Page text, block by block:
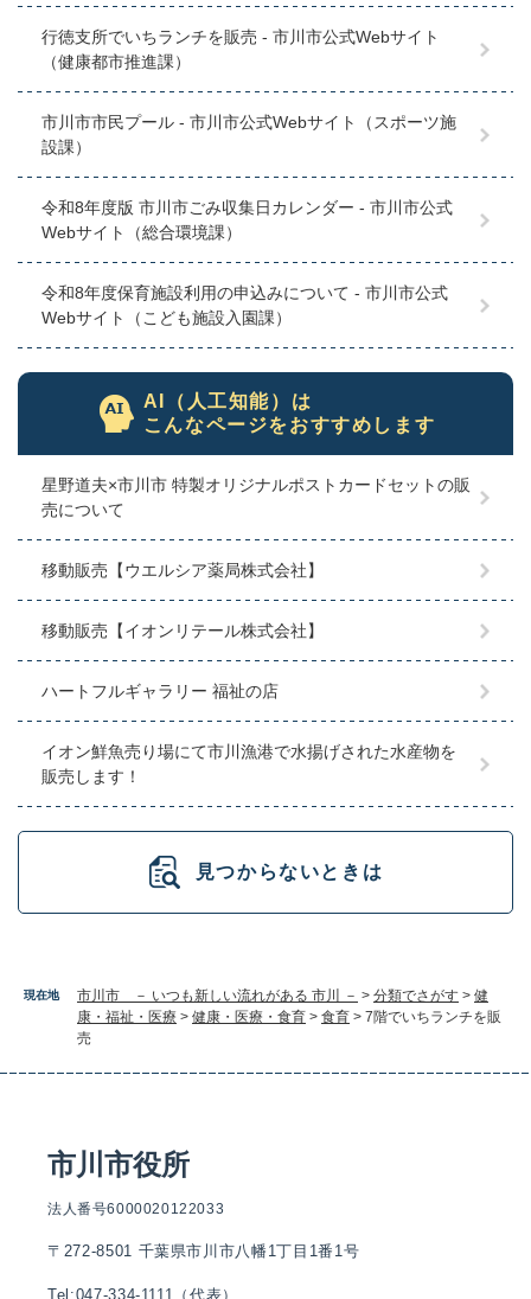
現在地 市川市 － いつも新しい流れがある 市川 － > 分類でさがす > 健
康・福祉・医療 > 健康・医療・食育 > 食育 > 7階でいちランチを販
売
行徳支所でいちランチを販売 - 市川市公式Webサイト
（健康都市推進課）
市川市市民プール - 市川市公式Webサイト（スポーツ施
設課）
令和8年度版 市川市ごみ収集日カレンダー - 市川市公式
Webサイト（総合環境課）
令和8年度保育施設利用の申込みについて - 市川市公式
Webサイト（こども施設入園課）
AI（人工知能）は
こんなページをおすすめします
星野道夫×市川市 特製オリジナルポストカードセットの販
売について
移動販売【ウエルシア薬局株式会社】
移動販売【イオンリテール株式会社】
ハートフルギャラリー 福祉の店
イオン鮮魚売り場にて市川漁港で水揚げされた水産物を
販売します！
見つからないときは
市川市役所
法人番号6000020122033
〒272-8501 千葉県市川市八幡1丁目1番1号
Tel:047-334-1111（代表）